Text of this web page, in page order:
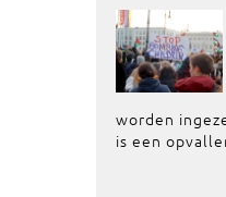
worden
is een